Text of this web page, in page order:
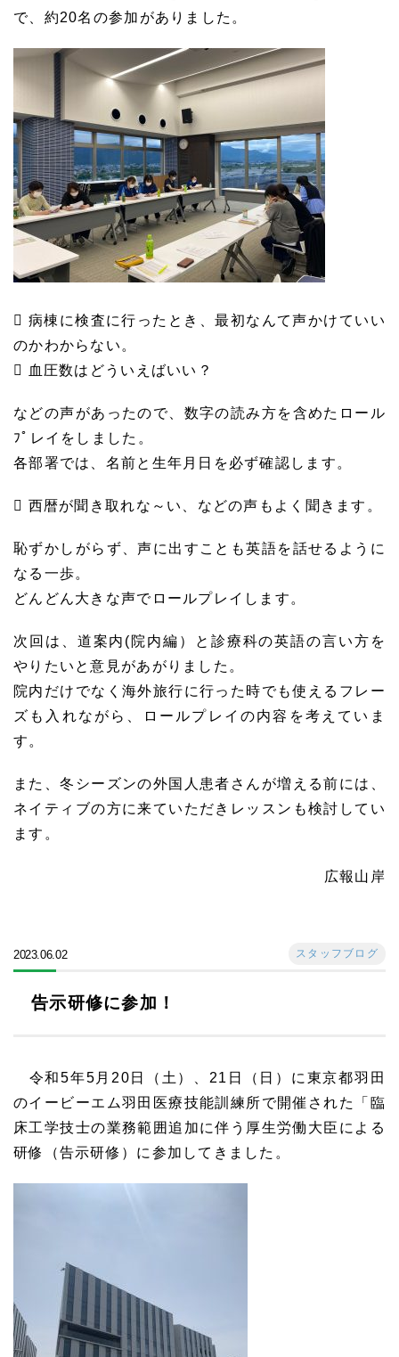
で、約20名の参加がありました。
 病棟に検査に行ったとき、最初なんて声かけていい
のかわからない。
 血圧数はどういえばいい？
などの声があったので、数字の読み方を含めたロール
ﾌﾟレイをしました。
各部署では、名前と生年月日を必ず確認します。
 西暦が聞き取れな～い、などの声もよく聞きます。
恥ずかしがらず、声に出すことも英語を話せるように
なる一歩。
どんどん大きな声でロールプレイします。
次回は、道案内(院内編）と診療科の英語の言い方を
やりたいと意見があがりました。
院内だけでなく海外旅行に行った時でも使えるフレー
ズも入れながら、ロールプレイの内容を考えていま
す。
また、冬シーズンの外国人患者さんが増える前には、
ネイティブの方に来ていただきレッスンも検討してい
ます。
広報山岸
2023.06.02 スタッフブログ
告示研修に参加！
令和5年5月20日（土）、21日（日）に東京都羽田
のイービーエム羽田医療技能訓練所で開催された「臨
床工学技士の業務範囲追加に伴う厚生労働大臣による
研修（告示研修）に参加してきました。